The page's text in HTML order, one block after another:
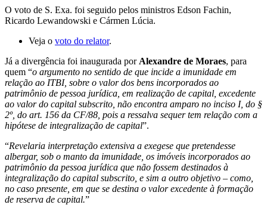
O voto de S. Exa. foi seguido pelos ministros Edson Fachin,
Ricardo Lewandowski e Cármen Lúcia.
Veja o voto do relator.
Já a divergência foi inaugurada por Alexandre de Moraes, para
quem “o argumento no sentido de que incide a imunidade em
relação ao ITBI, sobre o valor dos bens incorporados ao
patrimônio de pessoa jurídica, em realização de capital, excedente
ao valor do capital subscrito, não encontra amparo no inciso I, do §
2º, do art. 156 da CF/88, pois a ressalva sequer tem relação com a
hipótese de integralização de capital”.
“Revelaria interpretação extensiva a exegese que pretendesse
albergar, sob o manto da imunidade, os imóveis incorporados ao
patrimônio da pessoa jurídica que não fossem destinados à
integralização do capital subscrito, e sim a outro objetivo – como,
no caso presente, em que se destina o valor excedente à formação
de reserva de capital.”